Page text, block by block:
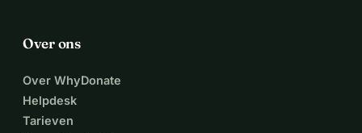
Over ons
Over WhyDonate
Helpdesk
Tarieven